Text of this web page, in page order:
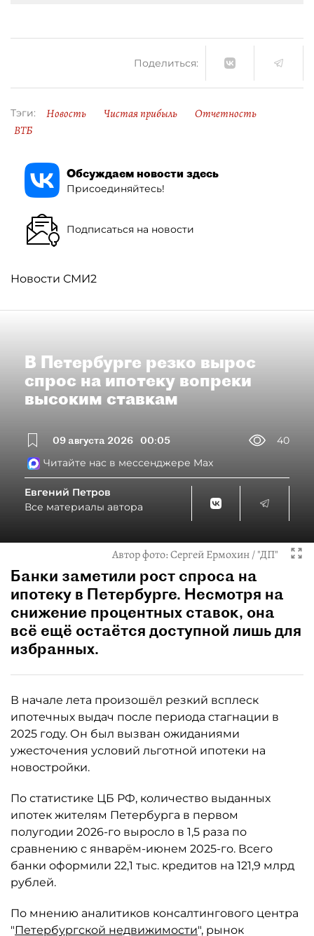
Поделиться:
Тэги: Новость Чистая прибыль
Отчетность
ВТБ
Обсуждаем новости здесь
Присоединяйтесь!
Подписаться на новости
Новости СМИ2
В Петербурге резко вырос
спрос на ипотеку вопреки
высоким ставкам
09 августа 2026 00:05
40
Читайте нас в мессенджере Max
Евгений Петров
Все материалы автора
Автор фото:Сергей Ермохин / "ДП"
Банки заметили рост спроса на
ипотеку в Петербурге. Несмотря на
снижение процентных ставок, она
всё ещё остаётся доступной лишь для
избранных.
В начале лета произошёл резкий всплеск
ипотечных выдач после периода стагнации в
2025 году. Он был вызван ожиданиями
ужесточения условий льготной ипотеки на
новостройки.
По статистике ЦБ РФ, количество выданных
ипотек жителям Петербурга в первом
полугодии 2026-го выросло в 1,5 раза по
сравнению с январём-июнем 2025-го. Всего
банки оформили 22,1 тыс. кредитов на 121,9 млрд
рублей.
По мнению аналитиков консалтингового центра
"Петербургской недвижимости", рынок